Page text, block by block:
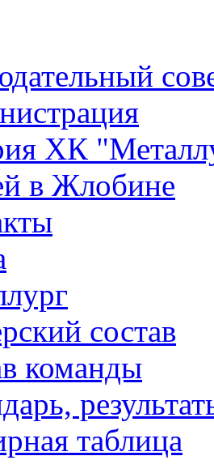
ХК
в Жлобине
состав
команды
таблица